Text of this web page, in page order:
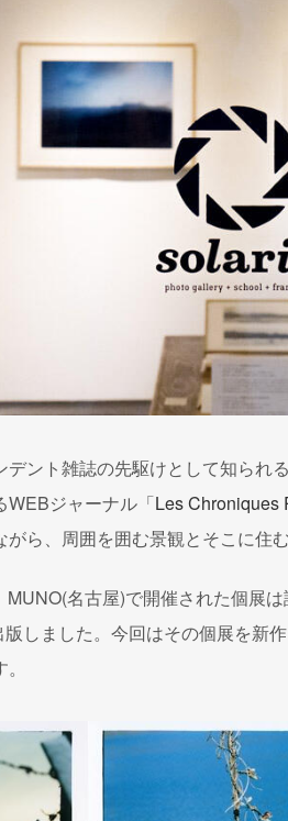
デント雑誌の先駆けとして知られ
WEBジャーナル「Les Chroniques
ら、周囲を囲む景観とそこに住
名古屋)で開催された個展
しました。今回はその個展を新